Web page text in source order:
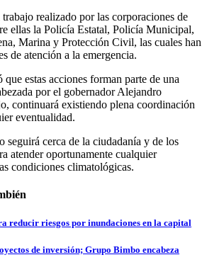
realizado por las corporaciones de
ellas la Policía Estatal, Policía Municipal,
Marina y Protección Civil, las cuales han
de atención a la emergencia.
estas acciones forman parte de una
por el gobernador Alejandro
continuará existiendo plena coordinación
eventualidad.
seguirá cerca de la ciudadanía y de los
atender oportunamente cualquier
condiciones climatológicas.
reducir riesgos por inundaciones en la capital
de inversión; Grupo Bimbo encabeza